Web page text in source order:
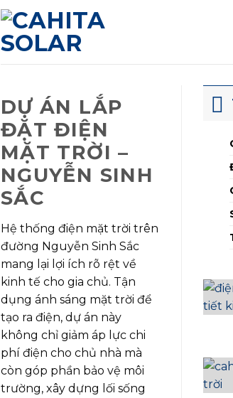
DỰ ÁN LẮP
ĐẶT ĐIỆN
MẶT TRỜI –
NGUYỄN SINH
SẮC
Hệ thống điện mặt trời trên
đường Nguyễn Sinh Sắc
mang lại lợi ích rõ rệt về
kinh tế cho gia chủ. Tận
dụng ánh sáng mặt trời để
tạo ra điện, dự án này
không chỉ giảm áp lực chi
phí điện cho chủ nhà mà
còn góp phần bảo vệ môi
trường, xây dựng lối sống